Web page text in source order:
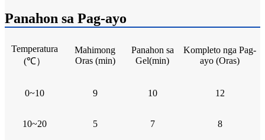
Panahon sa Pag-ayo
Temperatura
(℃）
Mahimong
Oras (min)
Panahon sa
Gel(min)
Kompleto nga Pag-
ayo (Oras)
0~10 9 10 12
10~20 5 7 8